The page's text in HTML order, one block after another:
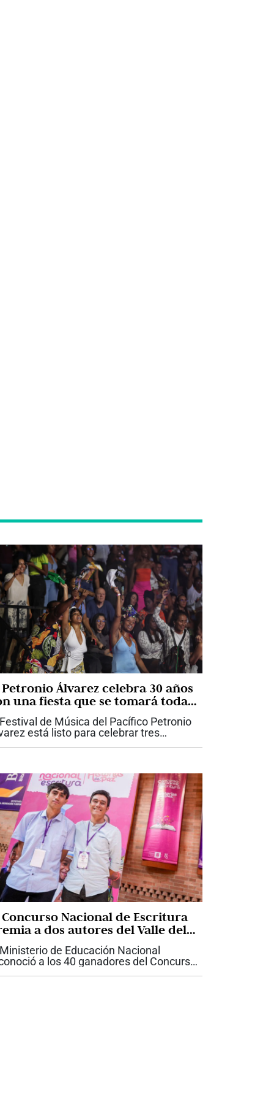
Petronio Álvarez celebra 30 años
una fiesta que se tomará toda
de Música del Pacífico Petronio
está listo para celebrar tres
Concurso Nacional de Escritura
a dos autores del Valle del
de Educación Nacional
a los 40 ganadores del Concurso